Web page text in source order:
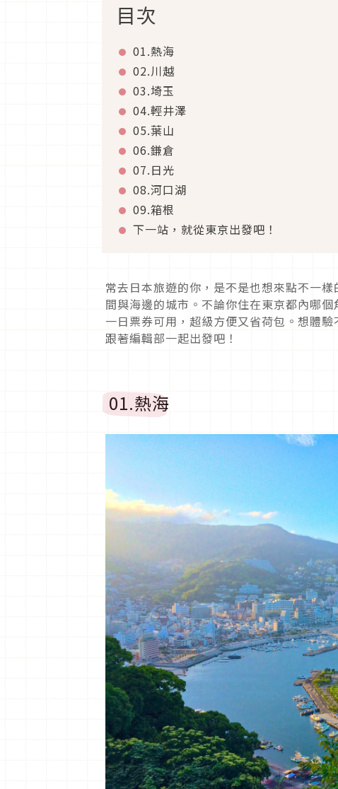
目次
01.熱海
02.川越
03.埼玉
04.輕井澤
05.葉山
06.鎌倉
07.日光
08.河口湖
09.箱根
下一站，就從東京出發吧！
常去日本旅遊的你，是不是也想來點不一
間與海邊的城市。不論你住在東京都內哪
一日票券可用，超級方便又省荷包。想體
跟著編輯部一起出發吧！
01.熱海